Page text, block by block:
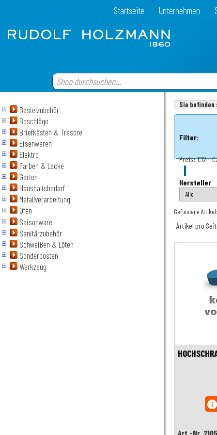
Startseite Unternehmen
Bastelzubehör
Beschläge
Briefkästen & Tresore
Eisenwaren
Elektro
Farben & Lacke
Garten
Haushaltsbedarf
Metallverarbeitung
Ofen
Saisonware
Sanitärzubehör
Schweißen & Löten
Sonderposten
Werkzeug
Sie
Filter:
Preis:€12 -
Hersteller
Gefundene
Artikel pro
Art.-Nr.